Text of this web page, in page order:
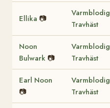
Ellika 📷
Varmblodig
Travhäst
Noon
Bulwark 📷
Varmblodig
Travhäst
Earl Noon
📷
Varmblodig
Travhäst